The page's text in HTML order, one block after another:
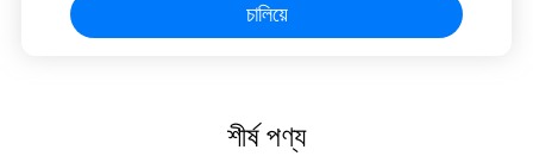
চালিয়ে
শীর্ষ পণ্য